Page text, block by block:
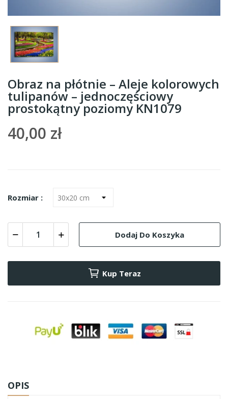
Obraz na płótnie – Aleje kolorowych
tulipanów – jednoczęściowy
prostokątny poziomy KN1079
40,00 zł
Rozmiar :
Dodaj Do Koszyka
Kup Teraz
OPIS